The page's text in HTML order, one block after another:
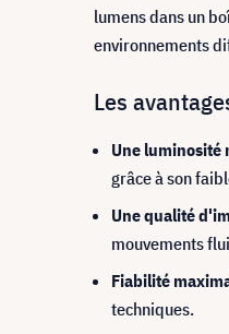
lumens dans un
environnements
Les
Une luminosité
grâce à son
Une qualité
mouvements
Fiabilité
techniques.